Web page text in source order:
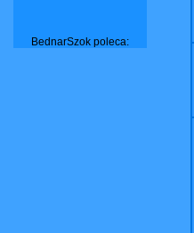
BednarSzok poleca: